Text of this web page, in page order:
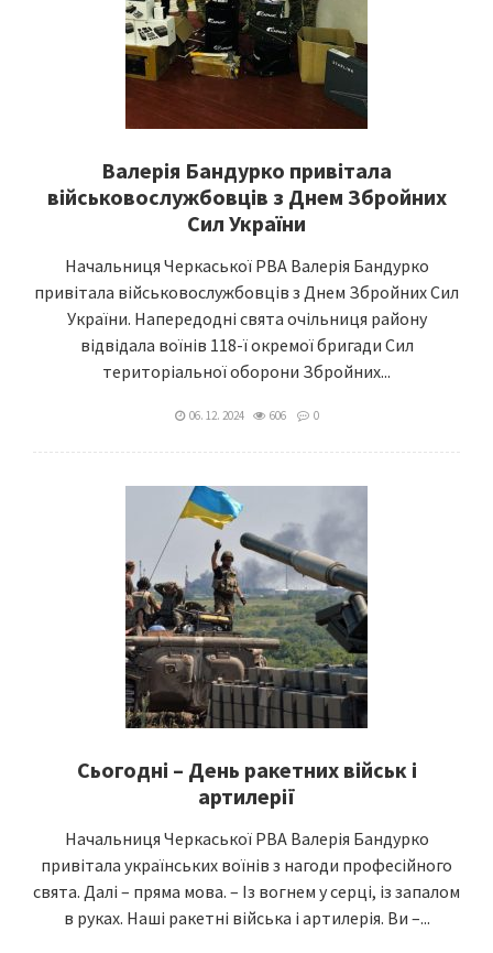
Валерія Бандурко привітала
військовослужбовців з Днем Збройних
Сил України
Начальниця Черкаської РВА Валерія Бандурко
привітала військовослужбовців з Днем Збройних Сил
України. Напередодні свята очільниця району
відвідала воїнів 118-ї окремої бригади Сил
територіальної оборони Збройних...
06. 12. 2024 606 0
Сьогодні – День ракетних військ і
артилерії
Начальниця Черкаської РВА Валерія Бандурко
привітала українських воїнів з нагоди професійного
свята. Далі – пряма мова. – Із вогнем у серці, із запалом
в руках. Наші ракетні війська і артилерія. Ви –...